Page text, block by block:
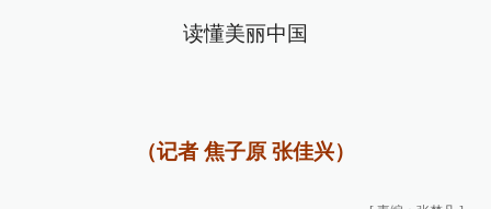
读懂美丽中国
（记者 焦子原 张佳兴）